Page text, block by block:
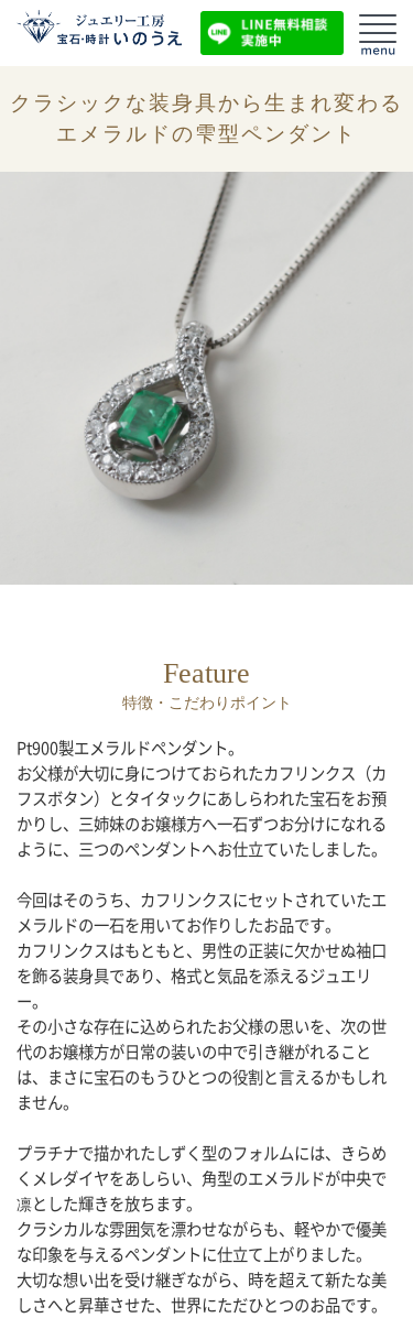
クラシックな装身具から生まれ変わる
エメラルドの雫型ペンダント
Feature
特徴・こだわりポイント
Pt900製エメラルドペンダント。
お父様が大切に身につけておられたカフリンクス（カ
フスボタン）とタイタックにあしらわれた宝石をお預
かりし、三姉妹のお嬢様方へ一石ずつお分けになれる
ように、三つのペンダントへお仕立ていたしました。
今回はそのうち、カフリンクスにセットされていたエ
メラルドの一石を用いてお作りしたお品です。
カフリンクスはもともと、男性の正装に欠かせぬ袖口
を飾る装身具であり、格式と気品を添えるジュエリ
ー。
その小さな存在に込められたお父様の思いを、次の世
代のお嬢様方が日常の装いの中で引き継がれること
は、まさに宝石のもうひとつの役割と言えるかもしれ
ません。
プラチナで描かれたしずく型のフォルムには、きらめ
くメレダイヤをあしらい、角型のエメラルドが中央で
凛とした輝きを放ちます。
クラシカルな雰囲気を漂わせながらも、軽やかで優美
な印象を与えるペンダントに仕立て上がりました。
大切な想い出を受け継ぎながら、時を超えて新たな美
しさへと昇華させた、世界にただひとつのお品です。